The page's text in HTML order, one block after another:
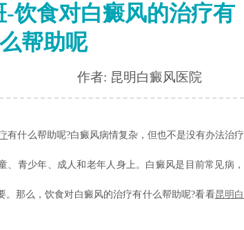
饮食对白癜风的治疗有
帮助呢
作者: 昆明白癜风医院
有什么帮助呢?白癜风病情复杂，但也不是没有办法治疗
、青少年、成人和老年人身上。白癜风是目前常见病，
那么，饮食对白癜风的治疗有什么帮助呢?看看昆明白